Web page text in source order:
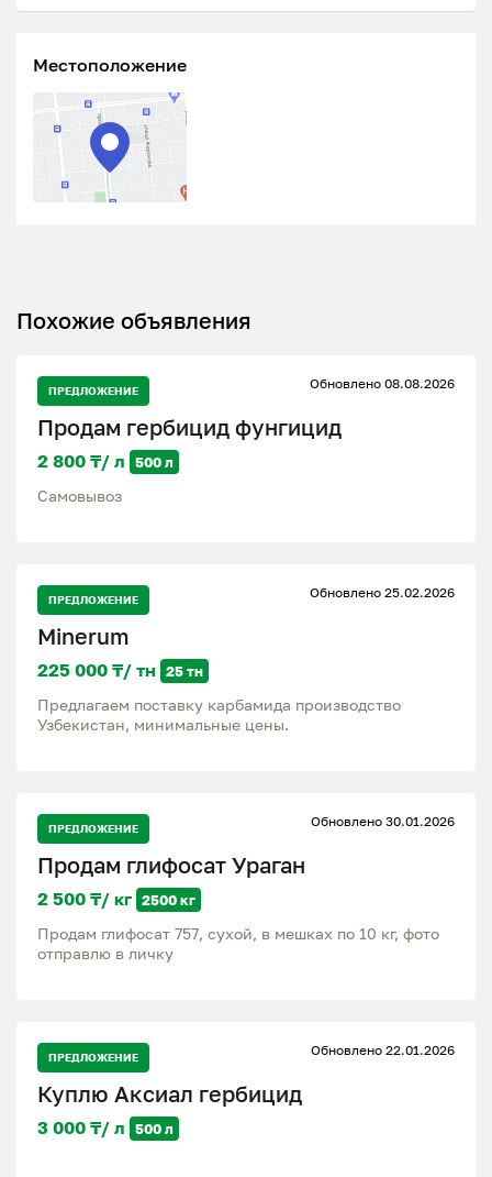
Местоположение
Похожие объявления
ПРЕДЛОЖЕНИЕ Обновлено 08.08.2026
Продам гербицид фунгицид
2 800 ₸/ л 500 л
Самовывоз
ПРЕДЛОЖЕНИЕ Обновлено 25.02.2026
Minerum
225 000 ₸/ тн 25 тн
Предлагаем поставку карбамида производство
Узбекистан, минимальные цены.
ПРЕДЛОЖЕНИЕ Обновлено 30.01.2026
Продам глифосат Ураган
2 500 ₸/ кг 2500 кг
Продам глифосат 757, сухой, в мешках по 10 кг, фото
отправлю в личку
ПРЕДЛОЖЕНИЕ Обновлено 22.01.2026
Куплю Аксиал гербицид
3 000 ₸/ л 500 л